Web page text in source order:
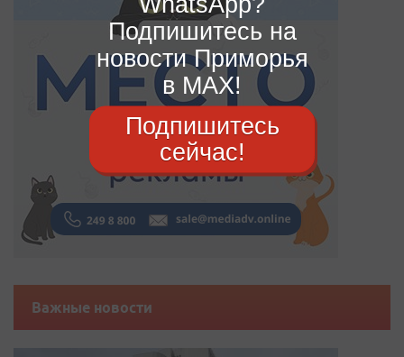
Важные новости
Подпишитесь на
новости Приморья
в MAX!
Подпишитесь
сейчас!